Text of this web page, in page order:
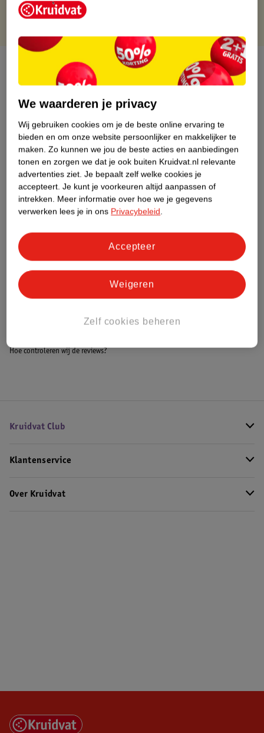
Over dit product
Etiketinformatie
Nature Impact Score
Dit product heeft (nog) geen Nature
Impact Score.
Meer informatie
Bestel & Bezorginformatie
Bekijk ook
Alle Damesparfum
Hoe controleren wij de reviews?
Kruidvat Club
Klantenservice
Over Kruidvat
We waarderen je privacy
Wij gebruiken cookies om je de beste online ervaring te
bieden en om onze website persoonlijker en makkelijker te
maken. Zo kunnen we jou de beste acties en aanbiedingen
tonen en zorgen we dat je ook buiten Kruidvat.nl relevante
advertenties ziet. Je bepaalt zelf welke cookies je
accepteert. Je kunt je voorkeuren altijd aanpassen of
intrekken. Meer informatie over hoe we je gegevens
verwerken lees je in ons Privacybeleid.
Zelf cookies beheren
Weigeren
Accepteer